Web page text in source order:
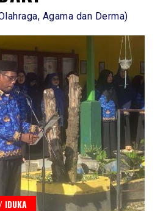
Agama dan Derma)
IDUKA